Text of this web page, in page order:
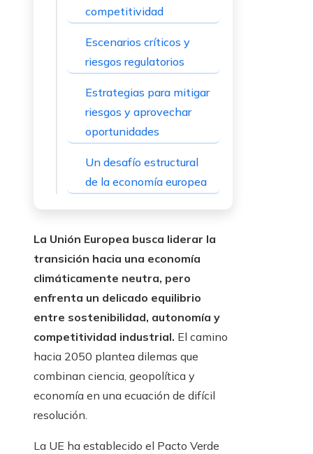
competitividad
Escenarios críticos y
riesgos regulatorios
Estrategias para mitigar
riesgos y aprovechar
oportunidades
Un desafío estructural
de la economía europea
La Unión Europea busca liderar la
transición hacia una economía
climáticamente neutra, pero
enfrenta un delicado equilibrio
entre sostenibilidad, autonomía y
competitividad industrial. El camino
hacia 2050 plantea dilemas que
combinan ciencia, geopolítica y
economía en una ecuación de difícil
resolución.
La UE ha establecido el Pacto Verde